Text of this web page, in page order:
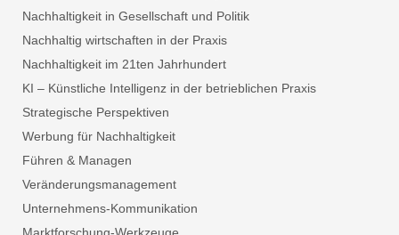
Nachhaltigkeit in Gesellschaft und Politik
Nachhaltig wirtschaften in der Praxis
Nachhaltigkeit im 21ten Jahrhundert
KI – Künstliche Intelligenz in der betrieblichen Praxis
Strategische Perspektiven
Werbung für Nachhaltigkeit
Führen & Managen
Veränderungsmanagement
Unternehmens-Kommunikation